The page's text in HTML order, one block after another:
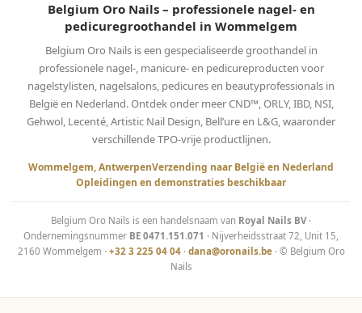
Belgium Oro Nails – professionele nagel- en
pedicuregroothandel in Wommelgem
Belgium Oro Nails is een gespecialiseerde groothandel in
professionele nagel-, manicure- en pedicureproducten voor
nagelstylisten, nagelsalons, pedicures en beautyprofessionals in
België en Nederland. Ontdek onder meer CND™, ORLY, IBD, NSI,
Gehwol, Lecenté, Artistic Nail Design, Bell’ure en L&G, waaronder
verschillende TPO-vrije productlijnen.
Wommelgem, AntwerpenVerzending naar België en Nederland
Opleidingen en demonstraties beschikbaar
Belgium Oro Nails is een handelsnaam van Royal Nails BV·
Ondernemingsnummer BE 0471.151.071 · Nijverheidsstraat 72, Unit 15,
2160 Wommelgem · +32 3 225 04 04· dana@oronails.be· © Belgium Oro
Nails